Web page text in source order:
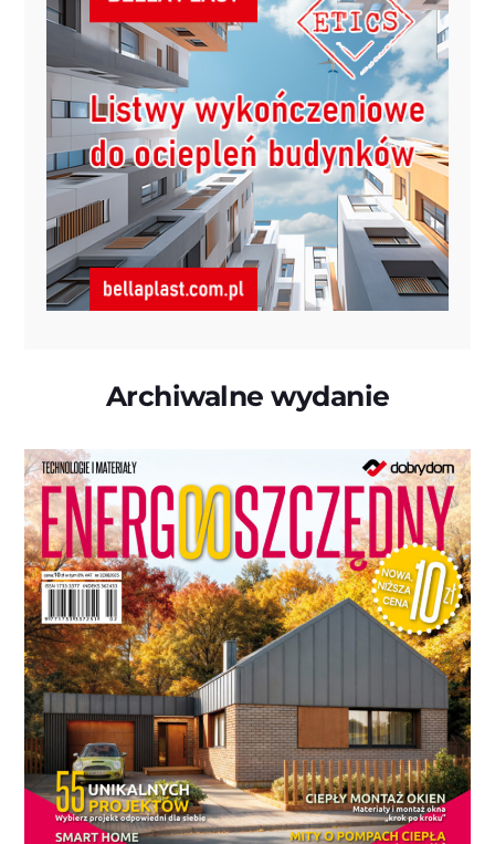
Archiwalne wydanie